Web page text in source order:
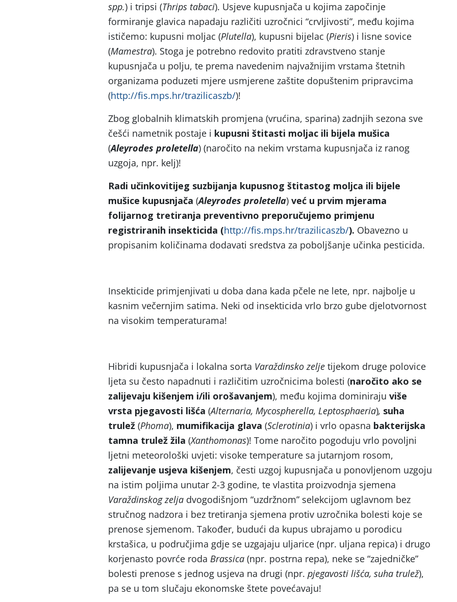
spp.) i tripsi (Thrips tabaci). Usjeve kupusnjača u kojima započinje
formiranje glavica napadaju različiti uzročnici “crvljivosti”, među kojima
ističemo: kupusni moljac (Plutella), kupusni bijelac (Pieris) i lisne sovice
(Mamestra). Stoga je potrebno redovito pratiti zdravstveno stanje
kupusnjača u polju, te prema navedenim najvažnijim vrstama štetnih
organizama poduzeti mjere usmjerene zaštite dopuštenim pripravcima
(http://fis.mps.hr/trazilicaszb/)!
Zbog globalnih klimatskih promjena (vrućina, sparina) zadnjih sezona sve
češći nametnik postaje i kupusni štitasti moljac ili bijela mušica
(Aleyrodes proletella) (naročito na nekim vrstama kupusnjača iz ranog
uzgoja, npr. kelj)!
Radi učinkovitijeg suzbijanja kupusnog štitastog moljca ili bijele
mušice kupusnjača (Aleyrodes proletella) već u prvim mjerama
folijarnog tretiranja preventivno preporučujemo primjenu
registriranih insekticida (http://fis.mps.hr/trazilicaszb/). Obavezno u
propisanim količinama dodavati sredstva za poboljšanje učinka pesticida.
Insekticide primjenjivati u doba dana kada pčele ne lete, npr. najbolje u
kasnim večernjim satima. Neki od insekticida vrlo brzo gube djelotvornost
na visokim temperaturama!
Hibridi kupusnjača i lokalna sorta Varaždinsko zelje tijekom druge polovice
ljeta su često napadnuti i različitim uzročnicima bolesti (naročito ako se
zalijevaju kišenjem i/ili orošavanjem), među kojima dominiraju više
vrsta pjegavosti lišća (Alternaria, Mycospherella, Leptosphaeria), suha
trulež (Phoma), mumifikacija glava (Sclerotinia) i vrlo opasna bakterijska
tamna trulež žila (Xanthomonas)! Tome naročito pogoduju vrlo povoljni
ljetni meteorološki uvjeti: visoke temperature sa jutarnjom rosom,
zalijevanje usjeva kišenjem, česti uzgoj kupusnjača u ponovljenom uzgoju
na istim poljima unutar 2-3 godine, te vlastita proizvodnja sjemena
Varaždinskog zelja dvogodišnjom “uzdržnom” selekcijom uglavnom bez
stručnog nadzora i bez tretiranja sjemena protiv uzročnika bolesti koje se
prenose sjemenom. Također, budući da kupus ubrajamo u porodicu
krstašica, u područjima gdje se uzgajaju uljarice (npr. uljana repica) i drugo
korjenasto povrće roda Brassica (npr. postrna repa), neke se “zajedničke”
bolesti prenose s jednog usjeva na drugi (npr. pjegavosti lišća, suha trulež),
pa se u tom slučaju ekonomske štete povećavaju!